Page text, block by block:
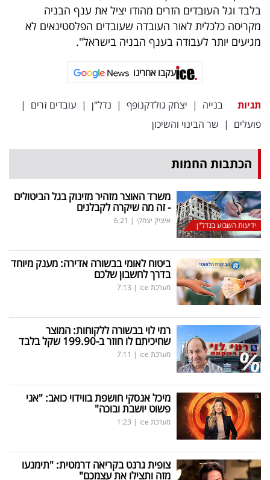
בלבד וגל העובדים הזרים מהודו יציל את ענף הבניה
מקריסה כלכלית לאור העובדה שעובדים הפלסטינאים לא
מגיעים יותר לעבודה בענף הבניה בישראל".
עקבו אחרינו
תגיות בנייה | יצחק גולדקנופף | נדל"ן | עובדים זרים |
פועלים | שר הבינוי והשיכון
הכתבות החמות
ידיעות השבוע בנדל"ן
משרד האוצר מזהיר מזינוק בגל הביטולים
- זה מה שיקרה לקבלנים
איציק יצחקי |
6:21
ביטוח לאומי בבשורה אדירה: מענק מיוחד
בדרך לחשבון שלכם
מערכת ice |
7:13
רמי לוי בבשורה ללקוחות: המוצר
שחיכיתם לו חוזר ב-199.90 שקל בלבד
מערכת ice |
7:11
מיכל אנסקי חושפת בווידוי כואב: "אני
פשוט יושבת ובוכה"
מערכת ice |
1:23
צופית גרנט בקריאה דרמטית: "תימנעו
מזה ותצילו את עצמכם"